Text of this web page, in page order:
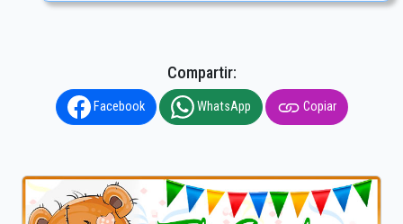
Compartir:
Facebook WhatsApp Copiar